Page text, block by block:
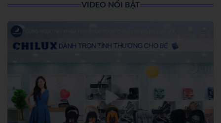
VIDEO NỔI BẬT